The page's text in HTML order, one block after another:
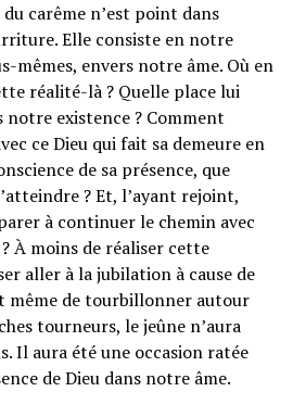
carême nʼest point dans
Elle consiste en notre
mêmes, envers notre âme. Où en
réalité-là ? Quelle place lui
notre existence ? Comment
ce Dieu qui fait sa demeure en
de sa présence, que
? Et, lʼayant rejoint,
à continuer le chemin avec
À moins de réaliser cette
aller à la jubilation à cause de
même de tourbillonner autour
tourneurs, le jeûne nʼaura
Il aura été une occasion ratée
de Dieu dans notre âme.